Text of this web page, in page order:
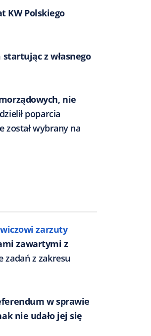
KW Polskiego
z własnego
nie
poparcia
został wybrany na
zarzuty
zawartymi z
z zakresu
w sprawie
nie udało jej się